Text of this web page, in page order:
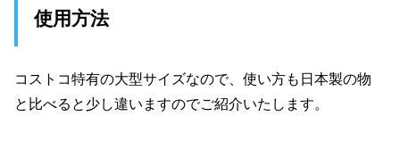
使用方法
コストコ特有の大型サイズなので、使い方も日本製の物
と比べると少し違いますのでご紹介いたします。